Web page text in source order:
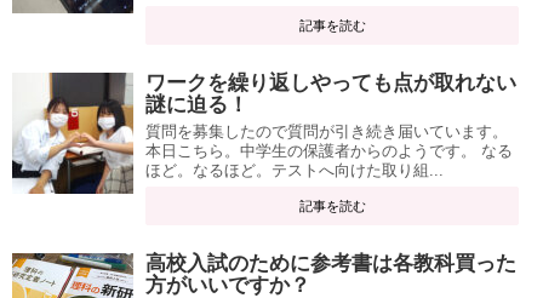
記事を読む
ワークを繰り返しやっても点が取れない
謎に迫る！
質問を募集したので質問が引き続き届いています。
本日こちら。中学生の保護者からのようです。 なる
ほど。なるほど。テストへ向けた取り組...
記事を読む
高校入試のために参考書は各教科買った
方がいいですか？